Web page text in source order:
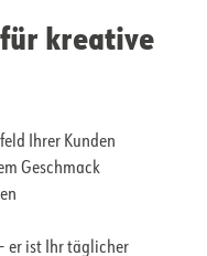
kreative
Ihrer Kunden
Geschmack
er ist Ihr täglicher